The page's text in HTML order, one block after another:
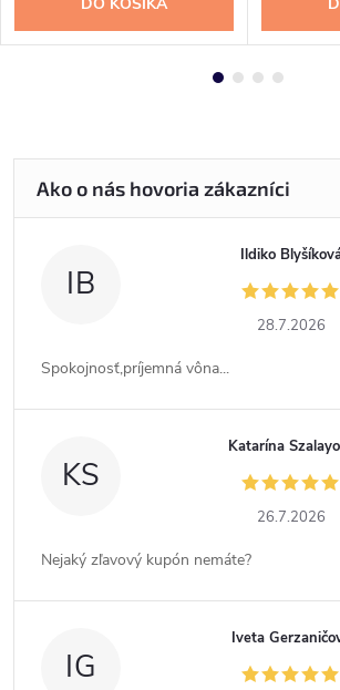
IB
Ildiko
28.7.2026
Spokojnosť,príjemná vôna...
KS
Katarína
26.7.2026
Nejaký zľavový kupón nemáte?
IG
Iveta